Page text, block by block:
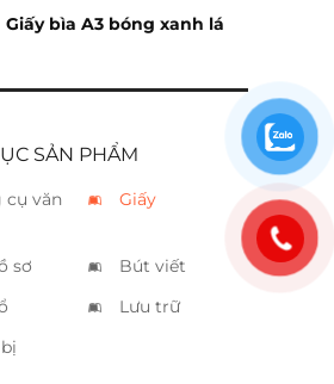
Giấy bìa A3 bóng xanh lá
SẢN PHẨM
cụ văn
Giấy
sơ
Bút viết
Lưu trữ